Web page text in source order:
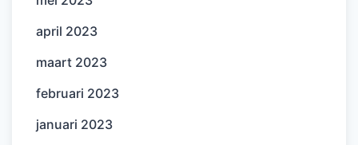
april 2023
maart 2023
februari 2023
januari 2023